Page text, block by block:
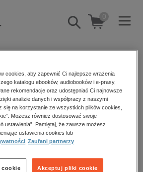
Pokaż/schowaj
wyszukiwarkę
0
aranżacja wnętrz
gospodarka
Esprit
Esprit
Filtrowanie
cookies, aby zapewnić Ci najlepsze wrażenia
katalogu ebooków, audiobooków i e-prasy,
rekomendacje oraz udostępniać Ci najnowsze
analizie danych i współpracy z naszymi
się na korzystanie ze wszystkich plików cookies,
Możesz również dostosować swoje
ustawienia”. Pamiętaj, że zawsze możesz
ustawienia cookies lub
Zaufani partnerzy
Akceptuj pliki cookie
cookie